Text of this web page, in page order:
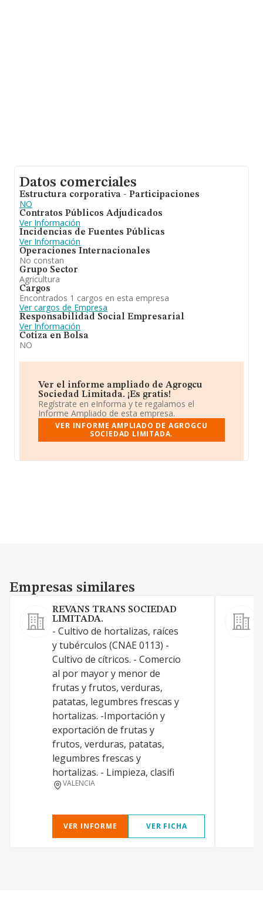
Datos comerciales
Estructura corporativa - Participaciones
NO
Contratos Públicos Adjudicados
Ver Información
Incidencias de Fuentes Públicas
Ver Información
Operaciones Internacionales
No constan
Grupo Sector
Agricultura
Cargos
Encontrados 1 cargos en esta empresa
Ver cargos de Empresa
Responsabilidad Social Empresarial
Ver Información
Cotiza en Bolsa
NO
Ver el informe ampliado de Agrogcu
Sociedad Limitada. ¡Es gratis!
Regístrate en eInforma y te regalamos el
Informe Ampliado de esta empresa.
VER INFORME AMPLIADO DE AGROGCU
SOCIEDAD LIMITADA.
Empresas similares
Empresas similares
REVANS TRANS SOCIEDAD
LIMITADA.
- Cultivo de hortalizas, raíces
y tubérculos (CNAE 0113) -
Cultivo de cítricos. - Comercio
al por mayor y menor de
frutas y frutos, verduras,
patatas, legumbres frescas y
hortalizas. -Importación y
exportación de frutas y
frutos, verduras, patatas,
legumbres frescas y
hortalizas. - Limpieza, clasifi
VALENCIA
VER INFORME VER FICHA